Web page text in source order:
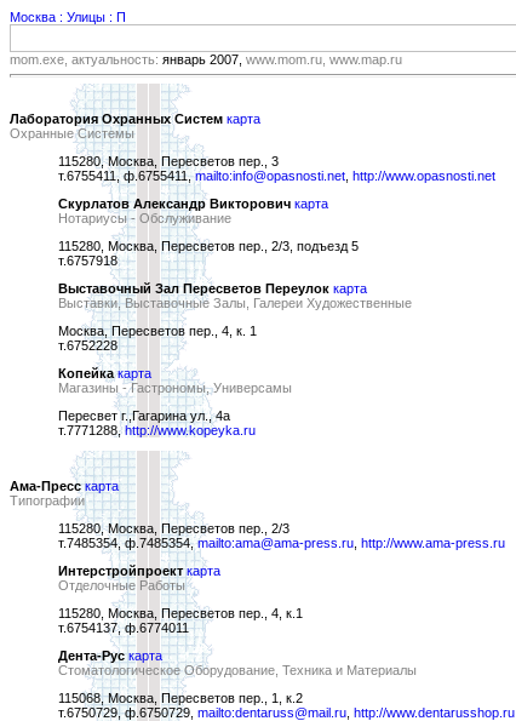
Москва : Улицы : П
mom.exe, актуальность: январь 2007, www.mom.ru, www.map.ru
Лаборатория Охранных Систем карта
Охранные Системы
115280, Москва, Пересветов пер., 3
т.6755411, ф.6755411,mailto:info@opasnosti.net http://www.opasnosti.net
Скурлатов Александр Викторович карта
Нотариусы - Обслуживание
115280, Москва, Пересветов пер., 2/3, подъезд 5
т.6757918
Выставочный Зал Пересветов Переулок карта
Выставки, Выставочные Залы, Галереи Художественные
Москва, Пересветов пер., 4, к. 1
т.6752228
Копейка карта
Магазины - Гастрономы, Универсамы
Пересвет г.,Гагарина ул., 4а
т.7771288,http://www.kopeyka.ru
Ама-Пресс карта
Типографии
115280, Москва, Пересветов пер., 2/3
т.7485354, ф.7485354,mailto:ama@ama-press.ru http://www.ama-press.ru
Интерстройпроект карта
Отделочные Работы
115280, Москва, Пересветов пер., 4, к.1
т.6754137, ф.6774011
Дента-Рус карта
Стоматологическое Оборудование, Техника и Материалы
115068, Москва, Пересветов пер., 1, к.2
т.6750729, ф.6750729, mailto:dentaruss@mail.ru http://www.dentarusshop.ru